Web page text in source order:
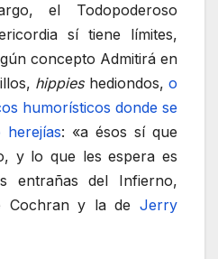
el Todopoderoso
sí tiene límites,
concepto Admitirá en
hippieshediondos,o
humorísticos donde se
herejías: «a ésos sí que
y lo que les espera es
entrañas del Infierno,
Cochran y la de Jerry